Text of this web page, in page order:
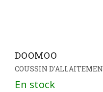
DOOMOO
COUSSIN
En stock